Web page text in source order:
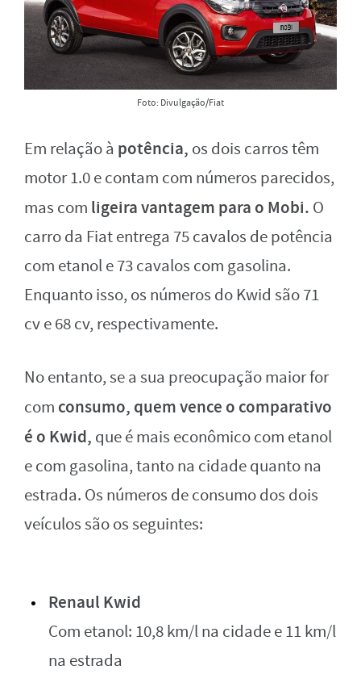
Foto: Divulgação/Fiat
Em relação à potência, os dois carros têm
motor 1.0 e contam com números parecidos,
mas com ligeira vantagem para o Mobi. O
carro da Fiat entrega 75 cavalos de potência
com etanol e 73 cavalos com gasolina.
Enquanto isso, os números do Kwid são 71
cv e 68 cv, respectivamente.
No entanto, se a sua preocupação maior for
com consumo, quem vence o comparativo
é o Kwid, que é mais econômico com etanol
e com gasolina, tanto na cidade quanto na
estrada. Os números de consumo dos dois
veículos são os seguintes:
Renaul Kwid
Com etanol: 10,8 km/l na cidade e 11 km/l
na estrada